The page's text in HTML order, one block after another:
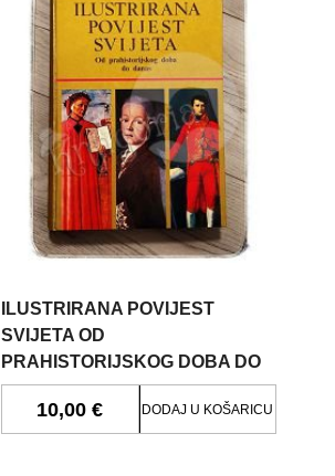
ILUSTRIRANA POVIJEST
SVIJETA OD
PRAHISTORIJSKOG DOBA DO
DANAS
10,00 € DODAJ U KOŠARICU